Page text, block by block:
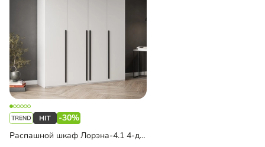
-30%
Распашной шкаф Лорэна-4.1 4-дверный